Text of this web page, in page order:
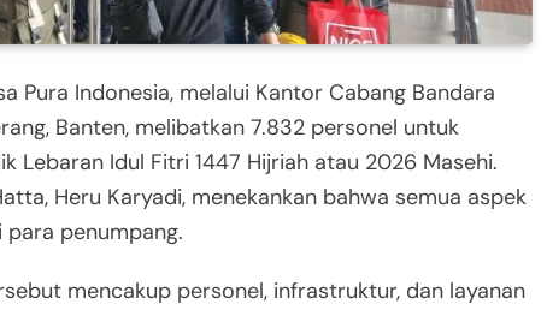
Pura Indonesia, melalui Kantor Cabang Bandara
Banten, melibatkan 7.832 personel untuk
Lebaran Idul Fitri 1447 Hijriah atau 2026 Masehi.
Heru Karyadi, menekankan bahwa semua aspek
penumpang.
mencakup personel, infrastruktur, dan layanan